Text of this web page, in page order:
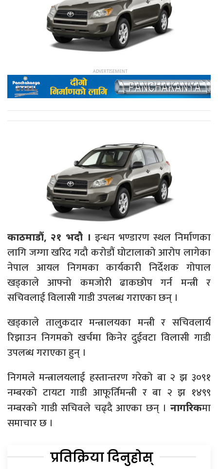
काठमाडौं, २१ भदौ । इन्धन भण्डारण स्थल निर्माणका
लागि जग्गा खरिद गदौ करोडौं घोटालाको आरोप लागेका
नेपाल आयल निगमका कार्यकारी निर्देशक गोपाल
खड्काले आफ्नो कमजोरी ढाकछोप गर्न मन्त्री र
सचिवलाई विलासी गाडी उपलब्ध गराएका छन् ।
खड्काले तालुकदार मन्त्रालयका मन्त्री र सचिवलार्य
रिझाउन निगमको खर्चमा किनेर दुईवटा विलासी गाडी
उपलब्ध गराएका हुन् ।
निगमले मन्त्रालयलाई हस्तान्तरण गरेको बा २ झ ३०९१
नम्बरको टायटा गाडी आफूर्तिमन्त्री र बा २ झ १४९९
नम्बरको गाडी सचिवले चढ्दै आएका छन् । नागरिकमा
समाचार छ ।
प्रतिक्रिया दिनुहोस्